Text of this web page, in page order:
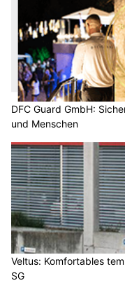
DFC Guard GmbH:
und Menschen
Veltus: Komfortables
SG